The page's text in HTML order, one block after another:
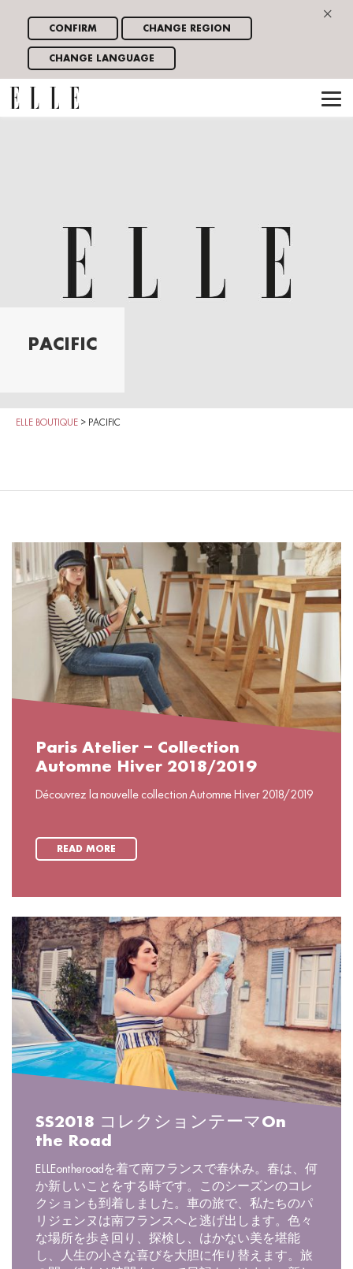
×
CONFIRM CHANGE REGION
CHANGE LANGUAGE
PACIFIC
ELLE BOUTIQUE > PACIFIC
Paris Atelier – Collection
Automne Hiver 2018/2019
Découvrez la nouvelle collection Automne Hiver 2018/2019
READ MORE
SS2018 コレクションテーマOn
the Road
ELLEontheroadを着て南フランスで春休み。春は、何
か新しいことをする時です。このシーズンのコレ
クションも到着しました。車の旅で、私たちのパ
リジェンヌは南フランスへと逃げ出します。色々
な場所を歩き回り、探検し、はかない美を堪能
し、人生の小さな喜びを大胆に作り替えます。旅